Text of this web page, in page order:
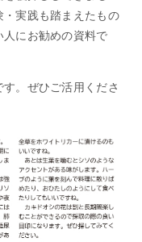
実践も踏まえたもの
にお勧めの資料で
。ぜひご活用くださ